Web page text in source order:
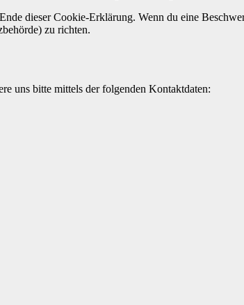
dieser Cook­ie-Erk­lärung. Wenn du eine
zu richt­en.
uns bitte mit­tels der fol­gen­den Kon­tak­t­dat­en: